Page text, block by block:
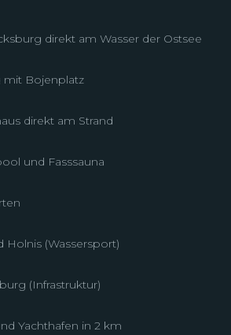
direkt am Wasser der Ostsee
mit Bojenplatz
direkt am Strand
und Fasssauna
Holnis (Wassersport)
(Infrastruktur)
Yachthafen in 2 km